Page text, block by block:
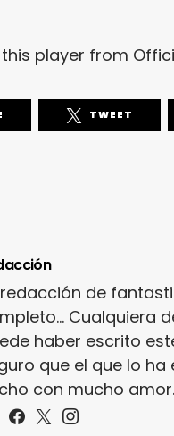
player from
TWEET
redacción de
Cualquiera
haber escrito
que el que lo ha
con mucho amor.